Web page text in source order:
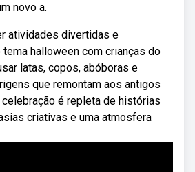
novo a.
atividades divertidas e
halloween com crianças do
latas, copos, abóboras e
que remontam aos antigos
é repleta de histórias
criativas e uma atmosfera